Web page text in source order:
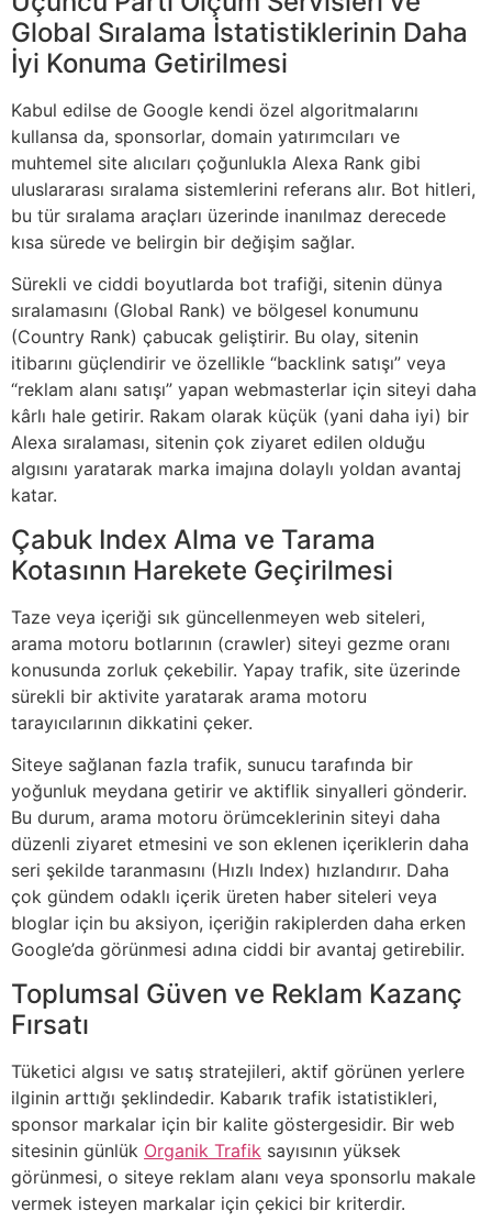
Global Sıralama İstatistiklerinin Daha
İyi Konuma Getirilmesi
Kabul edilse de Google kendi özel algoritmalarını
kullansa da, sponsorlar, domain yatırımcıları ve
muhtemel site alıcıları çoğunlukla Alexa Rank gibi
uluslararası sıralama sistemlerini referans alır. Bot hitleri,
bu tür sıralama araçları üzerinde inanılmaz derecede
kısa sürede ve belirgin bir değişim sağlar.
Sürekli ve ciddi boyutlarda bot trafiği, sitenin dünya
sıralamasını (Global Rank) ve bölgesel konumunu
(Country Rank) çabucak geliştirir. Bu olay, sitenin
itibarını güçlendirir ve özellikle “backlink satışı” veya
“reklam alanı satışı” yapan webmasterlar için siteyi daha
kârlı hale getirir. Rakam olarak küçük (yani daha iyi) bir
Alexa sıralaması, sitenin çok ziyaret edilen olduğu
algısını yaratarak marka imajına dolaylı yoldan avantaj
katar.
Çabuk Index Alma ve Tarama
Kotasının Harekete Geçirilmesi
Taze veya içeriği sık güncellenmeyen web siteleri,
arama motoru botlarının (crawler) siteyi gezme oranı
konusunda zorluk çekebilir. Yapay trafik, site üzerinde
sürekli bir aktivite yaratarak arama motoru
tarayıcılarının dikkatini çeker.
Siteye sağlanan fazla trafik, sunucu tarafında bir
yoğunluk meydana getirir ve aktiflik sinyalleri gönderir.
Bu durum, arama motoru örümceklerinin siteyi daha
düzenli ziyaret etmesini ve son eklenen içeriklerin daha
seri şekilde taranmasını (Hızlı Index) hızlandırır. Daha
çok gündem odaklı içerik üreten haber siteleri veya
bloglar için bu aksiyon, içeriğin rakiplerden daha erken
Google’da görünmesi adına ciddi bir avantaj getirebilir.
Toplumsal Güven ve Reklam Kazanç
Fırsatı
Tüketici algısı ve satış stratejileri, aktif görünen yerlere
ilginin arttığı şeklindedir. Kabarık trafik istatistikleri,
sponsor markalar için bir kalite göstergesidir. Bir web
sitesinin günlük Organik Trafik sayısının yüksek
görünmesi, o siteye reklam alanı veya sponsorlu makale
vermek isteyen markalar için çekici bir kriterdir.